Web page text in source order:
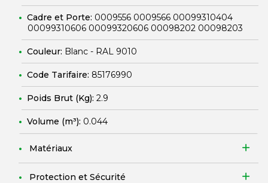
Cadre et Porte: 0009556 0009566 00099310404
00099310606 00099320606 00098202 00098203
Couleur: Blanc - RAL 9010
Code Tarifaire: 85176990
Poids Brut (Kg): 2.9
Volume (m³): 0.044
Matériaux
Protection et Sécurité